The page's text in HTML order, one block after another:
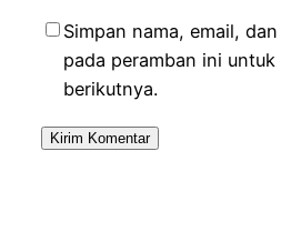
Simpan nama, email,
pada peramban ini
berikutnya.